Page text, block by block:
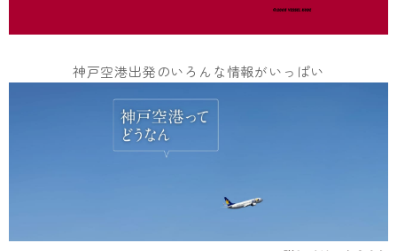
神戸空港出発のいろんな情報がいっぱい